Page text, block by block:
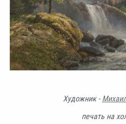
Художник -
печать на